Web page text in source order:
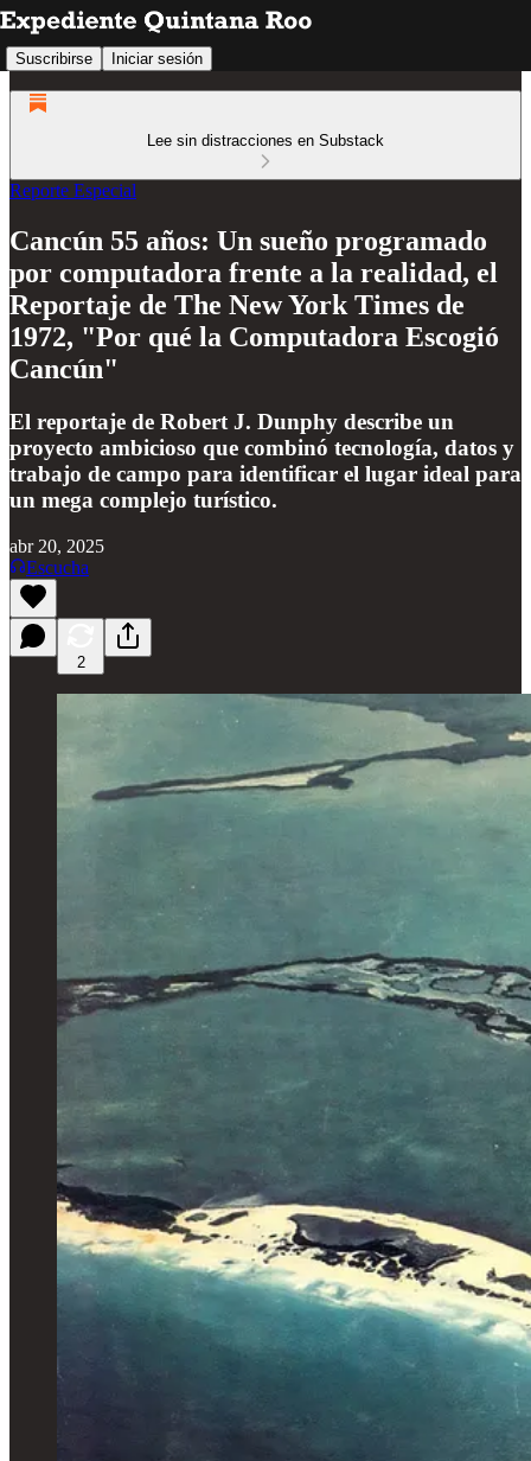
Suscribirse Iniciar sesión
Lee sin distracciones en Substack
Reporte Especial
Cancún 55 años: Un sueño programado
por computadora frente a la realidad, el
Reportaje de The New York Times de
1972, "Por qué la Computadora Escogió
Cancún"
El reportaje de Robert J. Dunphy describe un
proyecto ambicioso que combinó tecnología, datos y
trabajo de campo para identificar el lugar ideal para
un mega complejo turístico.
abr 20, 2025
Escucha
2